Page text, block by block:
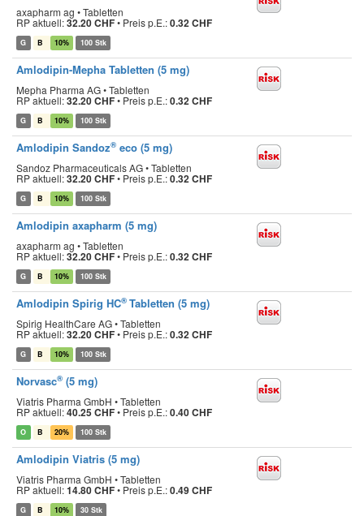
axapharm ag • Tabletten
RP aktuell:32.20 CHF• Preis p.E.:0.32 CHF
G B 10% 100 Stk
Amlodipin-Mepha Tabletten (5 mg)
Mepha Pharma AG • Tabletten
RP aktuell:32.20 CHF• Preis p.E.:0.32 CHF
G B 10% 100 Stk
Amlodipin Sandoz® eco (5 mg)
Sandoz Pharmaceuticals AG • Tabletten
RP aktuell:32.20 CHF• Preis p.E.:0.32 CHF
G B 10% 100 Stk
Amlodipin axapharm (5 mg)
axapharm ag • Tabletten
RP aktuell:32.20 CHF• Preis p.E.:0.32 CHF
G B 10% 100 Stk
Amlodipin Spirig HC® Tabletten (5 mg)
Spirig HealthCare AG • Tabletten
RP aktuell:32.20 CHF• Preis p.E.:0.32 CHF
G B 10% 100 Stk
Norvasc® (5 mg)
Viatris Pharma GmbH • Tabletten
RP aktuell:40.25 CHF• Preis p.E.:0.40 CHF
O B 20% 100 Stk
Amlodipin Viatris (5 mg)
Viatris Pharma GmbH • Tabletten
RP aktuell:14.80 CHF• Preis p.E.:0.49 CHF
G B 10% 30 Stk